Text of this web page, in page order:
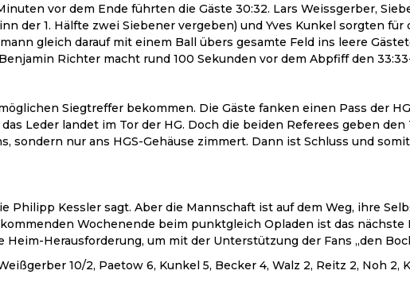
vor dem Ende führten die Gäste 30:32. Lars Weissgerber,
der 1. Hälfte zwei Siebener vergeben) und Yves Kunkel sorgten für
gleich darauf mit einem Ball übers gesamte Feld ins leere
Richter macht rund 100 Sekunden vor dem Abpfiff den
Siegtreffer bekommen. Die Gäste fanken einen Pass der
Leder landet im Tor der HG. Doch die beiden Referees geben
sondern nur ans HGS-Gehäuse zimmert. Dann ist Schluss und
Philipp Kessler sagt. Aber die Mannschaft ist auf dem Weg, ihre
Wochenende beim punktgleich Opladen ist das nächste
Herausforderung, um mit der Unterstützung der Fans „den
10/2, Paetow 6, Kunkel 5, Becker 4, Walz 2, Reitz 2, Noh 2,